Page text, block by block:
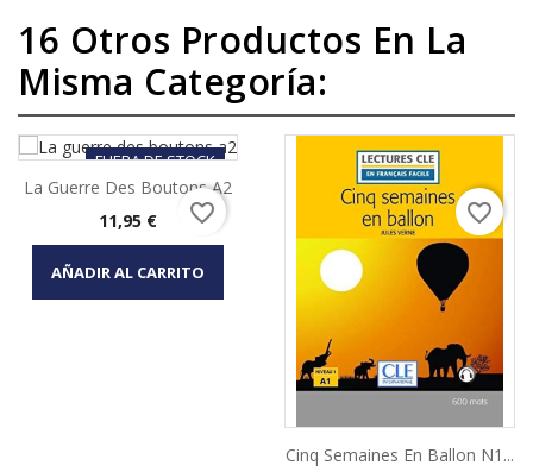
16 Otros Productos En La
Misma Categoría:
FUERA DE STOCK
La Guerre Des Boutons A2
Precio
11,95 €
AÑADIR AL CARRITO
favorite_border
Cinq Semaines En Ballon N1...
favorite_border